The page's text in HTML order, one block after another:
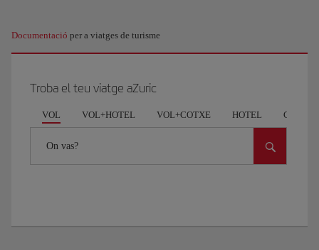
Documentació per a viatges de turisme
Troba el teu viatge aZuric
VOL VOL+HOTEL VOL+COTXE HOTEL COCHE
On vas?